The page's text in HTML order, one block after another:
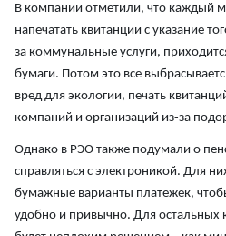
В компании отметили, что каждый
напечатать квитанции с указание
за коммунальные услуги,
бумаги. Потом это все
вред для экологии, печать
компаний и организаций из-за
Однако в РЭО также подумали о
справляться с электроникой. Для
бумажные варианты платежек,
удобно и привычно. Для остальных